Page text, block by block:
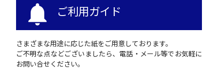
notifications ご利用ガイド
さまざまな用途に応じた紙をご用意しております。
ご不明な点などございましたら、電話・メール等でお気軽に
お問い合せください。